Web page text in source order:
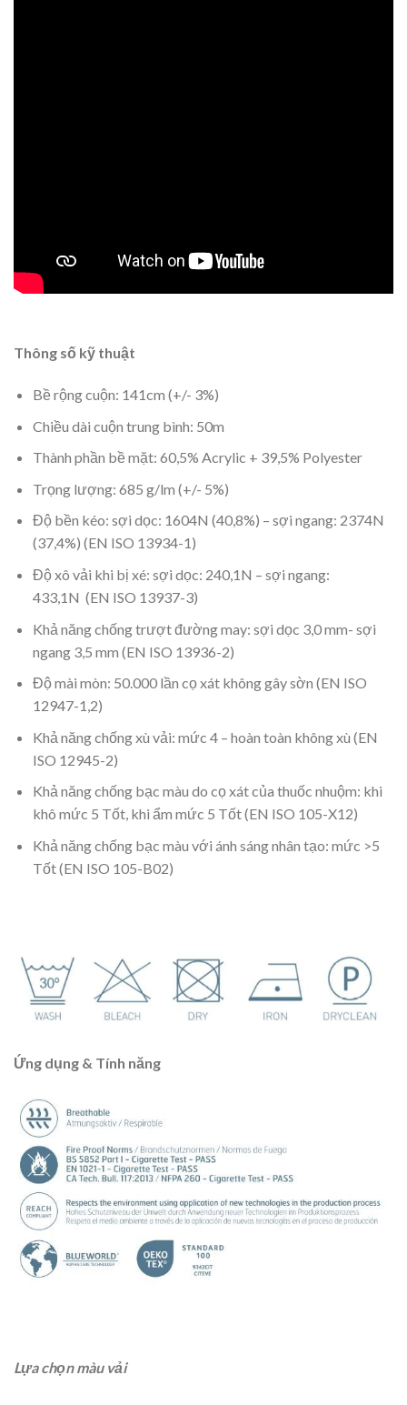
Thông số kỹ thuật
Bề rộng cuộn: 141cm (+/- 3%)
Chiều dài cuộn trung bình: 50m
Thành phần bề mặt: 60,5% Acrylic + 39,5% Polyester
Trọng lượng: 685 g/lm (+/- 5%)
Độ bền kéo: sợi dọc: 1604N (40,8%) – sợi ngang: 2374N
(37,4%) (EN ISO 13934-1)
Độ xô vải khi bị xé: sợi dọc: 240,1N – sợi ngang:
433,1N (EN ISO 13937-3)
Khả năng chống trượt đường may: sợi dọc 3,0 mm- sợi
ngang 3,5 mm (EN ISO 13936-2)
Độ mài mòn: 50.000 lần cọ xát không gây sờn (EN ISO
12947-1,2)
Khả năng chống xù vải: mức 4 – hoàn toàn không xù (EN
ISO 12945-2)
Khả năng chống bạc màu do cọ xát của thuốc nhuộm: khi
khô mức 5 Tốt, khi ẩm mức 5 Tốt (EN ISO 105-X12)
Khả năng chống bạc màu với ánh sáng nhân tạo: mức >5
Tốt (EN ISO 105-B02)
Ứng dụng & Tính năng
Lựa chọn màu vải